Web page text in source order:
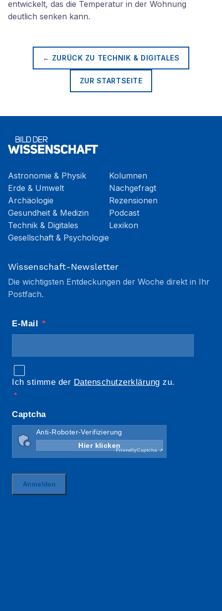
entwickelt, das die Temperatur in der Wohnung
deutlich senken kann.
← ZURÜCK ZU TECHNIK & DIGITALES
ZUR STARTSEITE
Astronomie & Physik
Erde & Umwelt
Archäologie
Gesundheit & Medizin
Technik & Digitales
Gesellschaft & Psychologie
Kolumnen
Nachgefragt
Rezensionen
Podcast
Lexikon
Wissenschaft-Newsletter
Die wichtigsten Entdeckungen der Woche direkt in Ihr
Postfach.